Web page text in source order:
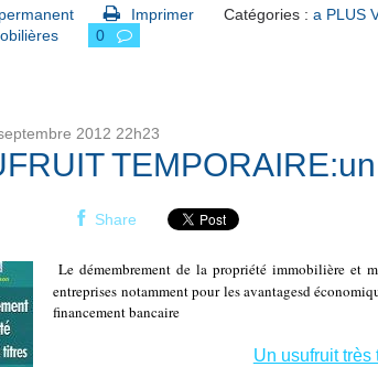
Imprimer Catégories : a PLUS
0
2012 22h23
Share
Le démembrement de la propriété immobilière et
entreprises notamment pour les avantagesd
financement bancaire
Un usufruit très